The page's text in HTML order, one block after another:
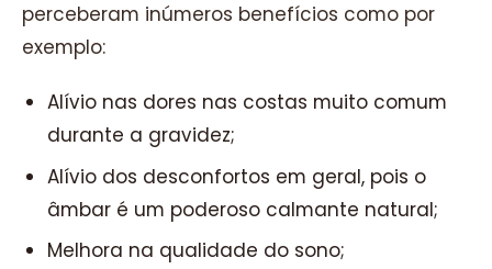
perceberam inúmeros benefícios como por
exemplo:
Alívio nas dores nas costas muito comum
durante a gravidez;
Alívio dos desconfortos em geral, pois o
âmbar é um poderoso calmante natural;
Melhora na qualidade do sono;